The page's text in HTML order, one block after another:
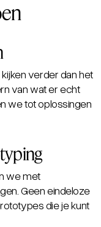
verder dan het
van wat er echt
we tot oplossingen
we met
Geen eindeloze
die je kunt